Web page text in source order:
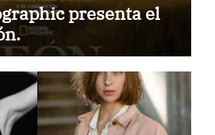
presenta el